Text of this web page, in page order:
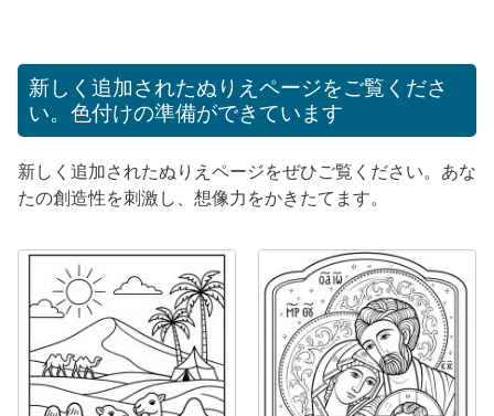
新しく追加されたぬりえページをご覧くださ
い。色付けの準備ができています
新しく追加されたぬりえページをぜひご覧ください。あな
たの創造性を刺激し、想像力をかきたてます。